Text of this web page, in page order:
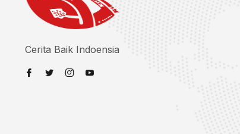
Cerita Baik Indoensia